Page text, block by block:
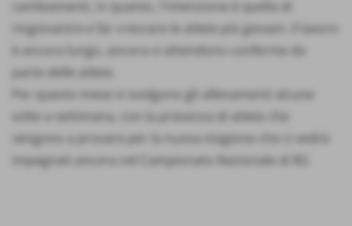
cambiamenti, in quanto, l´intenzione è quella di
ringiovanire e far crescere le atlete più giovani. Il lavoro
è ancora lungo, ancora si attendono conferme da
parte delle atlete.
Per questo mese si svolgono gli allenamenti alcune
volte a settimana, con la presenza di atlete che
vengono a provare per la nuova stagione che ci vedrà
impegnati ancora nel Campionato Nazionale di B2.